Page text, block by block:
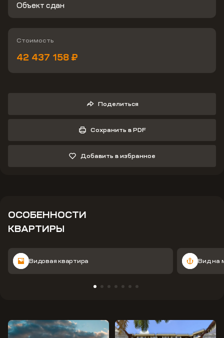
Объект сдан
Стоимость
42 437 158 ₽
Поделиться
Сохранить в PDF
Добавить в избранное
ОСОБЕННОСТИ
КВАРТИРЫ
Видовая квартира Вид на